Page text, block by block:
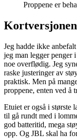
Proppene er
Kortversjonen
Jeg hadde ikke
jeg man legger penger
noe overflødig. Jeg
raske justeringer av
praktisk. Men på
proppene, enten ved å
Etuiet er også i største
til gå rundt med i
god batteritid, mega
opp. Og JBL skal ha